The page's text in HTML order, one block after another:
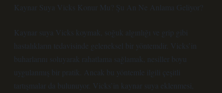
Kaynar Suya Vicks Konur Mu? Şu An Ne Anlama Geliyor?
Kaynar suya Vicks koymak, soğuk algınlığı ve grip gibi
hastalıkların tedavisinde geleneksel bir yöntemdir. Vicks’in
buharlarını soluyarak rahatlama sağlamak, nesiller boyu
uygulanmış bir pratik. Ancak bu yöntemle ilgili çeşitli
tartışmalar da bulunuyor. Vicks’in kaynar suya eklenmesi,